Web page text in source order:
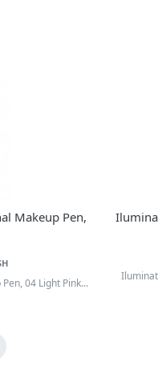
Makeup Pen,
04 Light Pink...